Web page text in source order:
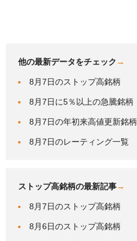
他の最新データをチェック →
8月7日のストップ高銘柄
8月7日に5％以上の急騰銘柄
8月7日の年初来高値更新銘柄
8月7日のレーティング一覧
ストップ高銘柄の最新記事→
8月7日のストップ高銘柄
8月6日のストップ高銘柄